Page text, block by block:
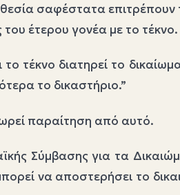
σαφέστατα
έτερου γονέα με το τέκνο.
τέκνο διατηρεί το
το δικαστήριο.”
παραίτηση από αυτό.
Σύμβασης για τα
να αποστερήσει το